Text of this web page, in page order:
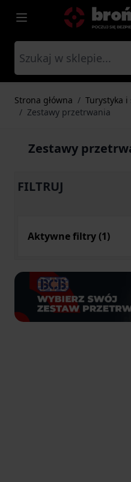
Przejdź do treści
Strona główna / Turystyka i
/ Zestawy przetrwania
Zestawy
FILTRUJ
Aktywne filtry (1)